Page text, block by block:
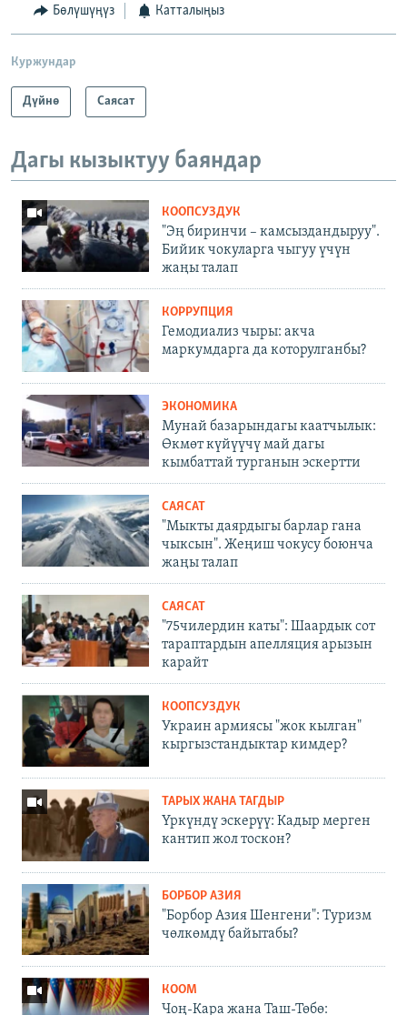
Бөлүшүңүз Катталыңыз
Куржундар
Дүйнө Саясат
Дагы кызыктуу баяндар
КООПСУЗДУК
"Эң биринчи – камсыздандыруу".
Бийик чокуларга чыгуу үчүн
жаңы талап
КОРРУПЦИЯ
Гемодиализ чыры: акча
маркумдарга да которулганбы?
ЭКОНОМИКА
Мунай базарындагы каатчылык:
Өкмөт күйүүчү май дагы
кымбаттай турганын эскертти
САЯСАТ
"Мыкты даярдыгы барлар гана
чыксын". Жеңиш чокусу боюнча
жаңы талап
САЯСАТ
"75чилердин каты": Шаардык сот
тараптардын апелляция арызын
карайт
КООПСУЗДУК
Украин армиясы "жок кылган"
кыргызстандыктар кимдер?
ТАРЫХ ЖАНА ТАГДЫР
Үркүндү эскерүү: Кадыр мерген
кантип жол тоскон?
БОРБОР АЗИЯ
"Борбор Азия Шенгени": Туризм
чөлкөмдү байытабы?
КООМ
Чоң-Кара жана Таш-Төбө: